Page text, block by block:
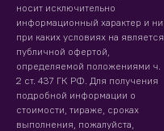
носит исключительно
информационный характер и ни
при каких условиях на является
публичной офертой,
определяемой положениями ч.
2 ст. 437 ГК РФ. Для получения
подробной информации о
стоимости, тираже, сроках
выполнения, пожалуйста,